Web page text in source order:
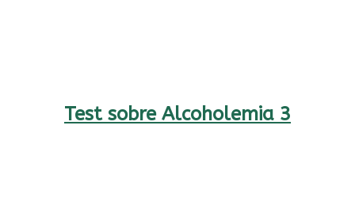
Test sobre Alcoholemia 3